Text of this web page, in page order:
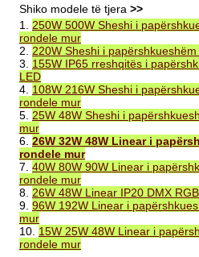
Shiko modele të tjera >>
1. 250W 500W Sheshi i
rondele mur
2. 220W Sheshi i
3. 155W IP65 rreshqitës i
LED
4. 108W 216W Sheshi i
rondele mur
5. 25W 48W Sheshi i
mur
6. 26W 32W 48W Linear i
rondele mur
7. 40W 80W 90W Linear i
rondele mur
8. 26W 48W Linear IP20 DMX
9. 96W 192W Linear i
mur
10. 15W 25W 48W Linear i
rondele mur